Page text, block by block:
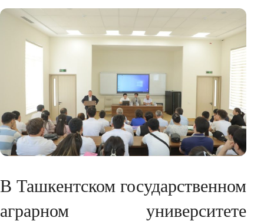
В Ташкентском государственном
аграрном университете